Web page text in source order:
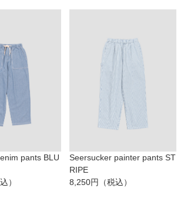
pants BLU
）
Seersucker painter pants ST
RIPE
8,250円（税込）